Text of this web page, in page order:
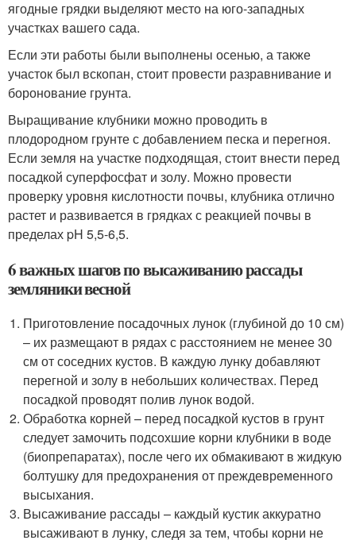
ягодные грядки выделяют место на юго-западных
участках вашего сада.
Если эти работы были выполнены осенью, а также
участок был вскопан, стоит провести разравнивание и
боронование грунта.
Выращивание клубники можно проводить в
плодородном грунте с добавлением песка и перегноя.
Если земля на участке подходящая, стоит внести перед
посадкой суперфосфат и золу. Можно провести
проверку уровня кислотности почвы, клубника отлично
растет и развивается в грядках с реакцией почвы в
пределах pH 5,5-6,5.
6 важных шагов по высаживанию рассады
земляники весной
Приготовление посадочных лунок (глубиной до 10 см)
– их размещают в рядах с расстоянием не менее 30
см от соседних кустов. В каждую лунку добавляют
перегной и золу в небольших количествах. Перед
посадкой проводят полив лунок водой.
Обработка корней – перед посадкой кустов в грунт
следует замочить подсохшие корни клубники в воде
(биопрепаратах), после чего их обмакивают в жидкую
болтушку для предохранения от преждевременного
высыхания.
Высаживание рассады – каждый кустик аккуратно
высаживают в лунку, следя за тем, чтобы корни не